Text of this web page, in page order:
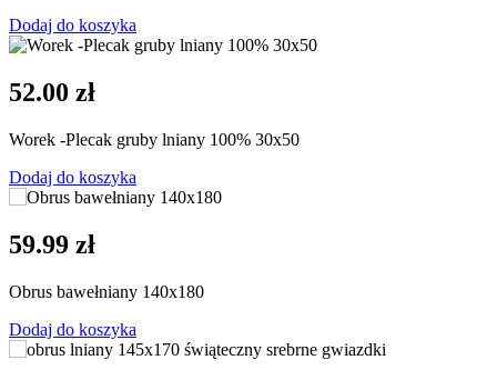
Dodaj do koszyka
52.00 zł
Worek -Plecak gruby lniany 100% 30x50
Dodaj do koszyka
59.99 zł
Obrus bawełniany 140x180
Dodaj do koszyka